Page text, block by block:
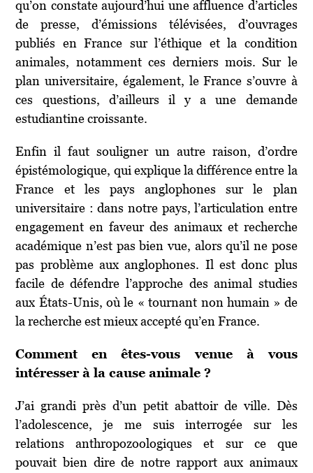
qu’on constate aujourd’hui une affluence d’articles
de presse, d’émissions télévisées, d’ouvrages
publiés en France sur l’éthique et la condition
animales, notamment ces derniers mois. Sur le
plan universitaire, également, le France s’ouvre à
ces questions, d’ailleurs il y a une demande
estudiantine croissante.
Enfin il faut souligner un autre raison, d’ordre
épistémologique, qui explique la différence entre la
France et les pays anglophones sur le plan
universitaire : dans notre pays, l’articulation entre
engagement en faveur des animaux et recherche
académique n’est pas bien vue, alors qu’il ne pose
pas problème aux anglophones. Il est donc plus
facile de défendre l’approche des animal studies
aux États-Unis, où le « tournant non humain » de
la recherche est mieux accepté qu’en France.
Comment en êtes-vous venue à vous
intéresser à la cause animale ?
J’ai grandi près d’un petit abattoir de ville. Dès
l’adolescence, je me suis interrogée sur les
relations anthropozoologiques et sur ce que
pouvait bien dire de notre rapport aux animaux